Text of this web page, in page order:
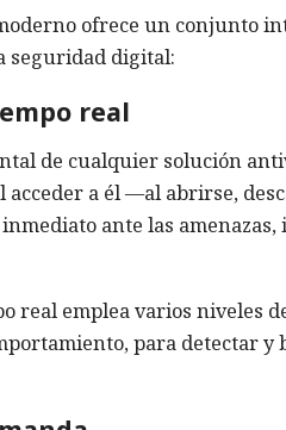
ofrece un conjunto
seguridad digital:
real
de cualquier solución
a él —al abrirse,
ante las
real emplea varios niveles
para detectar y